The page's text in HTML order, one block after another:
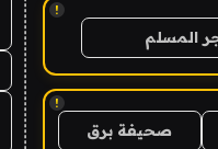
!
المسلم
!
صحيفة برق